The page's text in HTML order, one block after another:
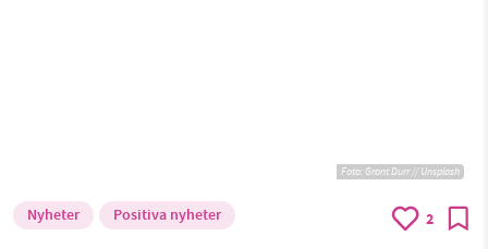
Foto: Grant Durr // Unsplash
Nyheter Positiva nyheter 2
1231368703